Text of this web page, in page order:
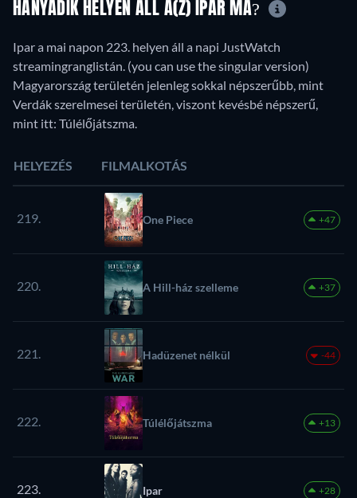
HANYADIK HELYEN ÁLL A(Z) IPAR MA?
Ipar a mai napon 223. helyen áll a napi JustWatch
streamingranglistán. (you can use the singular version)
Magyarország területén jelenleg sokkal népszerűbb, mint
Verdák szerelmesei területén, viszont kevésbé népszerű,
mint itt: Túlélőjátszma.
HELYEZÉS FILMALKOTÁS
219. One Piece +47
220. A Hill-ház szelleme +37
221. Hadüzenet nélkül -44
222. Túlélőjátszma +13
223. Ipar +28